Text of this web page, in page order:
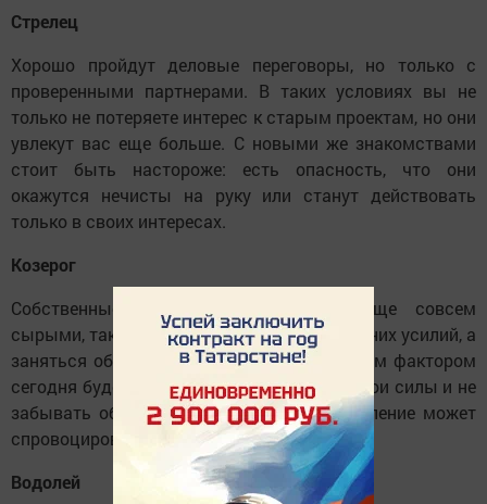
Стрелец
Хорошо пройдут деловые переговоры, но только с
проверенными партнерами. В таких условиях вы не
только не потеряете интерес к старым проектам, но они
увлекут вас еще больше. С новыми же знакомствами
стоит быть настороже: есть опасность, что они
окажутся нечисты на руку или станут действовать
только в своих интересах.
Козерог
Собственные идеи могут оказаться еще совсем
сырыми, так что лучше пока не тратить на них усилий, а
заняться обычными делами. Очень важным фактором
сегодня будет умение не переоценивать свои силы и не
забывать об отдыхе, поскольку переутомление может
спровоцировать недомогание.
Водолей